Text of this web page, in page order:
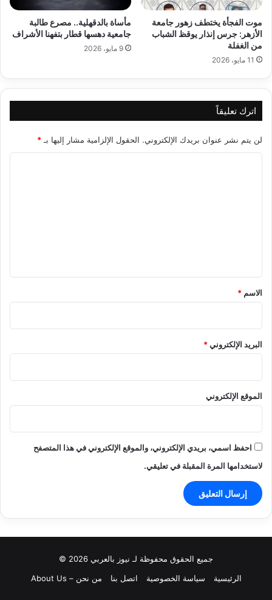
موت الفجأة يختطف زهور جامعة
الأزهر: جرس إنذار يوقظ الشباب
من الغفلة
11 مايو، 2026
مأساة بالدقهلية.. مصرع طالبة
جامعية دهسها قطار بتفهنا الأشراف
9 مايو، 2026
اترك تعليقاً
لن يتم نشر عنوان بريدك الإلكتروني. الحقول الإلزامية مشار إليها بـ*
*
الاسم *
البريد الإلكتروني*
الموقع الإلكتروني
احفظ اسمي، بريدي الإلكتروني، والموقع الإلكتروني في هذا المتصفح
لاستخدامها المرة المقبلة في تعليقي.
جميع الحقوق محفوظة لـ نيوز بالعربي 2026 ©
الرئيسية
سياسة الخصوصية اتصل بنا من نحن – About Us